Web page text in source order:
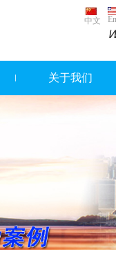
中文
关于我们